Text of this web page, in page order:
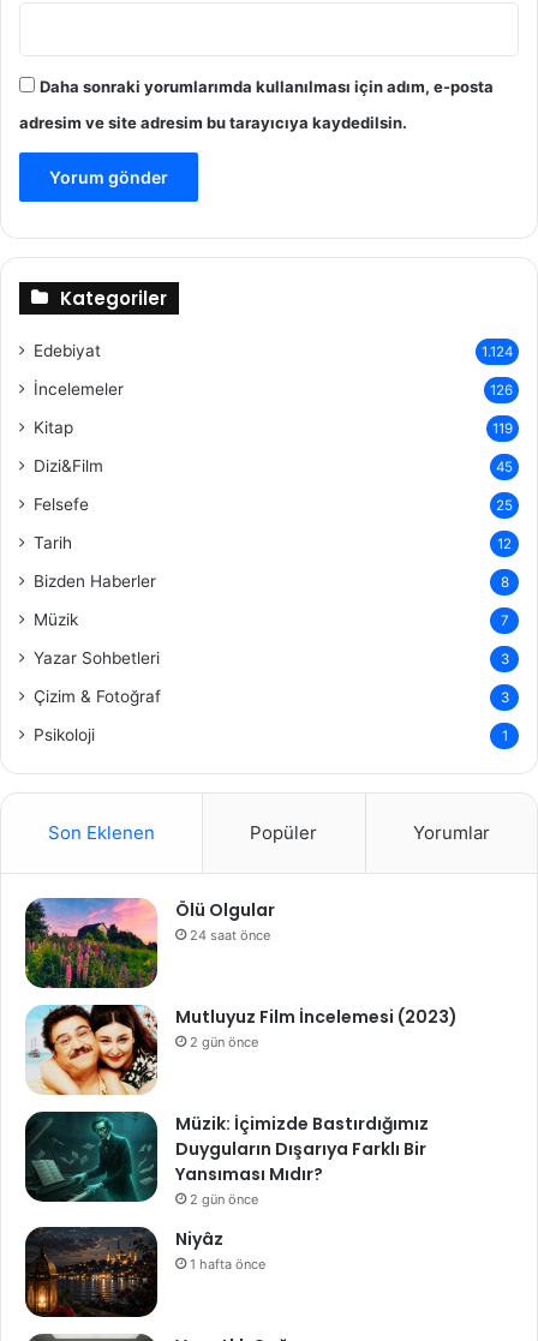
Daha sonraki yorumlarımda kullanılması için adım, e-posta
adresim ve site adresim bu tarayıcıya kaydedilsin.
Kategoriler
Edebiyat 1.124
İncelemeler 126
Kitap 119
Dizi&Film 45
Felsefe 25
Tarih 12
Bizden Haberler 8
Müzik 7
Yazar Sohbetleri 3
Çizim & Fotoğraf 3
Psikoloji 1
Son Eklenen Popüler Yorumlar
Ölü Olgular
24 saat önce
Mutluyuz Film İncelemesi (2023)
2 gün önce
Müzik: İçimizde Bastırdığımız
Duyguların Dışarıya Farklı Bir
Yansıması Mıdır?
2 gün önce
Niyâz
1 hafta önce